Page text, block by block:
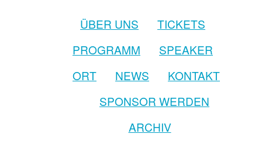
ÜBER UNS
TICKETS
PROGRAMM
SPEAKER
ORT
NEWS
KONTAKT
SPONSOR WERDEN
ARCHIV